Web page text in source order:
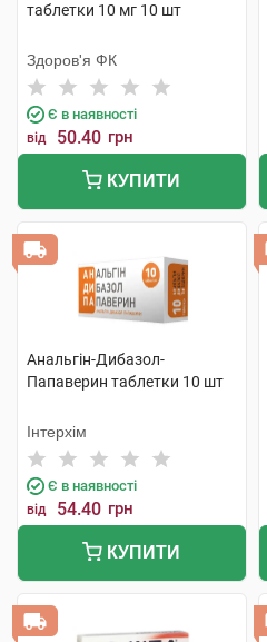
таблетки 10 мг 10 шт
Здоров'я ФК
Є в наявності
від 50.40 грн
КУПИТИ
Анальгін-Дибазол-
Папаверин таблетки 10 шт
Інтерхім
Є в наявності
від 54.40 грн
КУПИТИ